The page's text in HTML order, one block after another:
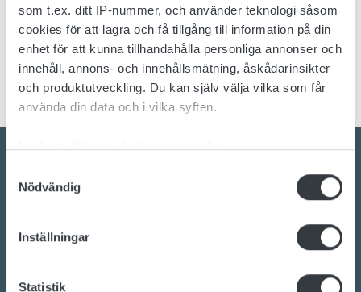
som t.ex. ditt IP-nummer, och använder teknologi såsom
cookies för att lagra och få tillgång till information på din
enhet för att kunna tillhandahålla personliga annonser och
innehåll, annons- och innehållsmätning, åskådarinsikter
och produktutveckling. Du kan själv välja vilka som får
använda din data och i vilka syften.
som kan ha en noggrannhet på upp till flera meter
Ta reda på mer om hur dina personliga uppgifter
Du kan ändra eller dra tillbaka ditt samtycke när som
Nödvändig
Inställningar
Statistik
Lion 11 24V/40A 220-240 V
Lion 11 24V/35A 100-240 V